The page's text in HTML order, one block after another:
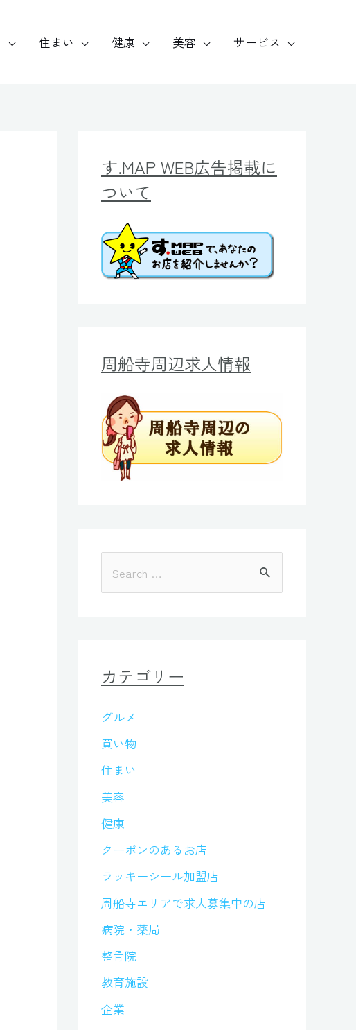
住まい 健康 美容 サービス
す.MAP WEB広告掲載に
ついて
周船寺周辺求人情報
カテゴリー
グルメ
買い物
住まい
美容
健康
クーポンのあるお店
ラッキーシール加盟店
周船寺エリアで求人募集中の店
病院・薬局
整骨院
教育施設
企業